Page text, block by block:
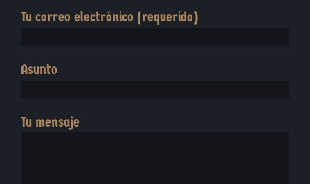
Tu correo electrónico (requerido)
Asunto
Tu mensaje